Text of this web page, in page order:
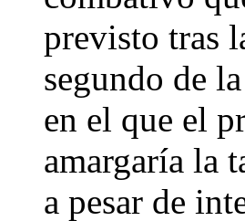
previsto tras
segundo de
en el que el
amargaría la
a pesar de